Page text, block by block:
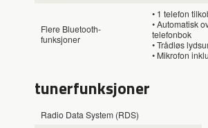
Flere Bluetooth-
funksjoner
• 1 telefon
• Automatisk
telefonbok
• Trådløs
• Mikrofon
tunerfunksjoner
Radio Data System (RDS)